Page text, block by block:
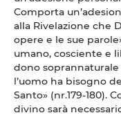
Comporta
alla Rivelazione che
opere e le sue
umano, cosciente e
dono
l’uomo ha bisogno
Santo» (nr.179-180).
divino sarà